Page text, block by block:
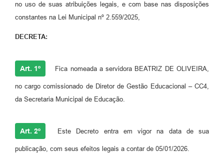
no uso de suas atribuições legais, e com base nas disposições
constantes na Lei Municipal nº 2.559/2025,
DECRETA:
Art. 1º Fica nomeada a servidora BEATRIZ DE OLIVEIRA,
no cargo comissionado de Diretor de Gestão Educacional – CC4,
da Secretaria Municipal de Educação.
Art. 2º Este Decreto entra em vigor na data de sua
publicação, com seus efeitos legais a contar de 05/01/2026.